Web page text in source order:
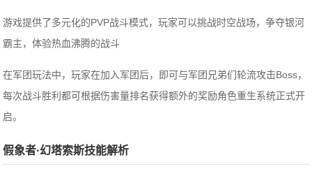
游戏提供了多元化的PVP战斗模式，玩家可以挑战时空战场，争夺银河
霸主，体验热血沸腾的战斗
在军团玩法中，玩家在加入军团后，即可与军团兄弟们轮流攻击Boss，
每次战斗胜利都可根据伤害量排名获得额外的奖励角色重生系统正式开
启。
假象者·幻塔索斯技能解析